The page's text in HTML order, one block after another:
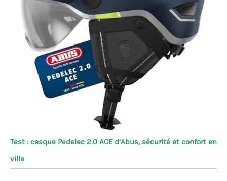
Test : casque Pedelec 2.0 ACE d’Abus, sécurité et confort en
ville